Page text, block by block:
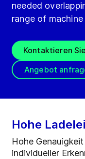
needed
range of
Kontaktieren
Angebot
Hohe
Hohe
individueller